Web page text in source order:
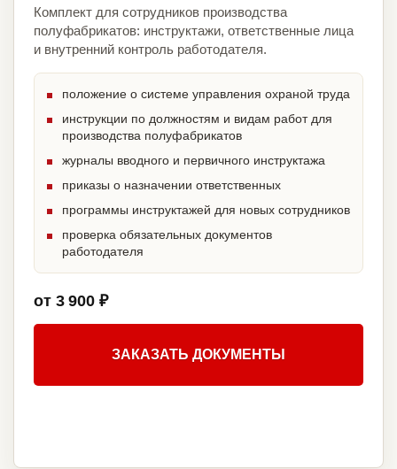
Комплект для сотрудников производства
полуфабрикатов: инструктажи, ответственные лица
и внутренний контроль работодателя.
положение о системе управления охраной труда
инструкции по должностям и видам работ для
производства полуфабрикатов
журналы вводного и первичного инструктажа
приказы о назначении ответственных
программы инструктажей для новых сотрудников
проверка обязательных документов
работодателя
от 3 900 ₽
ЗАКАЗАТЬ ДОКУМЕНТЫ